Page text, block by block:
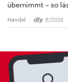
übernimmt – so
Handel 8/2026